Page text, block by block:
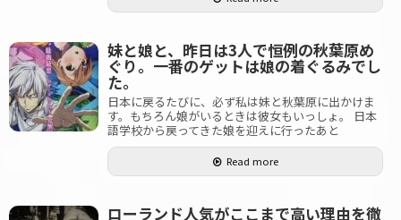
妹と娘と、昨日は3人で恒例の秋葉原め
ぐり。一番のゲットは娘の着ぐるみでし
た。
日本に戻るたびに、必ず私は妹と秋葉原に出かけま
す。もちろん娘がいるときは彼女もいっしょ。 日本
語学校から戻ってきた娘を迎えに行ったあと
Read more
ローランド人気がここまで高い理由を徹